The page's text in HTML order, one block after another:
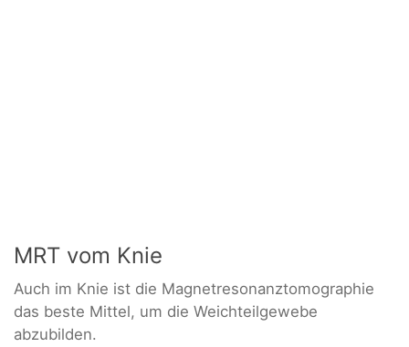
MRT vom Knie
Auch im Knie ist die Magnetresonanztomographie
das beste Mittel, um die Weichteilgewebe
abzubilden.